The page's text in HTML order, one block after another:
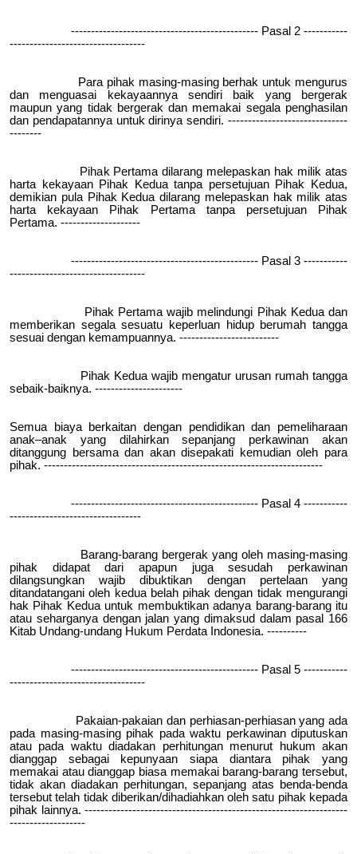
----------------------------------------------- Pasal 2 -----------
----------------------------------
Para pihak masing-masing berhak untuk mengurus
dan menguasai kekayaannya sendiri baik yang bergerak
maupun yang tidak bergerak dan memakai segala penghasilan
dan pendapatannya untuk dirinya sendiri. ------------------------------
--------
Pihak Pertama dilarang melepaskan hak milik atas
harta kekayaan Pihak Kedua tanpa persetujuan Pihak Kedua,
demikian pula Pihak Kedua dilarang melepaskan hak milik atas
harta kekayaan Pihak Pertama tanpa persetujuan Pihak
Pertama. --------------------
----------------------------------------------- Pasal 3 -----------
----------------------------------
Pihak Pertama wajib melindungi Pihak Kedua dan
memberikan segala sesuatu keperluan hidup berumah tangga
sesuai dengan kemampuannya. -------------------------
Pihak Kedua wajib mengatur urusan rumah tangga
sebaik-baiknya. ----------------------
Semua biaya berkaitan dengan pendidikan dan pemeliharaan
anak–anak yang dilahirkan sepanjang perkawinan akan
ditanggung bersama dan akan disepakati kemudian oleh para
pihak. ----------------------------------------------------------------------
----------------------------------------------- Pasal 4 -----------
---------------------------------
Barang-barang bergerak yang oleh masing-masing
pihak didapat dari apapun juga sesudah perkawinan
dilangsungkan wajib dibuktikan dengan pertelaan yang
ditandatangani oleh kedua belah pihak dengan tidak mengurangi
hak Pihak Kedua untuk membuktikan adanya barang-barang itu
atau seharganya dengan jalan yang dimaksud dalam pasal 166
Kitab Undang-undang Hukum Perdata Indonesia. ----------
----------------------------------------------- Pasal 5 -----------
----------------------------------
Pakaian-pakaian dan perhiasan-perhiasan yang ada
pada masing-masing pihak pada waktu perkawinan diputuskan
atau pada waktu diadakan perhitungan menurut hukum akan
dianggap sebagai kepunyaan siapa diantara pihak yang
memakai atau dianggap biasa memakai barang-barang tersebut,
tidak akan diadakan perhitungan, sepanjang atas benda-benda
tersebut telah tidak diberikan/dihadiahkan oleh satu pihak kepada
pihak lainnya. ------------------------------------------------------------------
-------------------